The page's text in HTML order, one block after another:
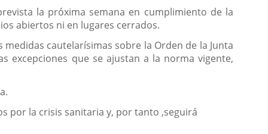
la próxima semana en cumplimiento de la
abiertos ni en lugares cerrados.
cautelarísimas sobre la Orden de la Junta
excepciones que se ajustan a la norma vigente,
por la crisis sanitaria y, por tanto ,seguirá